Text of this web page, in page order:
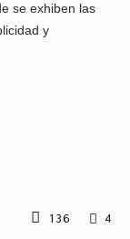
se exhiben las
y
136 4